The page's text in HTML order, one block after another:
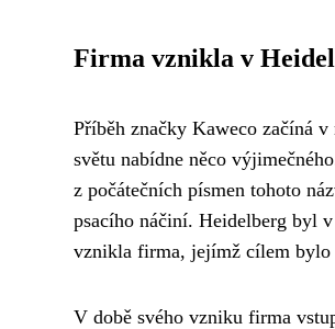
Firma vznikla v
Příběh značky Kaweco začíná
světu nabídne něco
z počátečních písmen tohoto
psacího náčiní. Heidelberg byl
vznikla firma, jejímž cílem bylo
V době svého vzniku firma